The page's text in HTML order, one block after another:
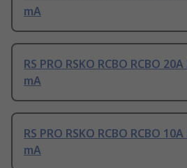
mA
RS PRO RSKO RCBO RCBO
mA
RS PRO RSKO RCBO RCBO
mA